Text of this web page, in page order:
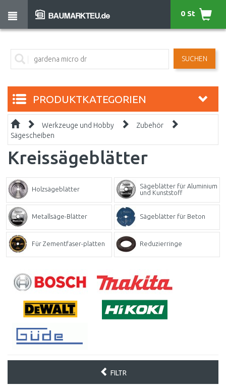
SUCHEN
0 St
PRODUKTKATEGORIEN
Werkzeuge und Hobby
Zubehör
Sägescheiben
Kreissägeblätter
Holzsägeblätter
Sägeblätter für Aluminium
und Kunststoff
Metallsäge-Blätter Sägeblätter für Beton
Für Zementfaser-platten Reduzierringe
FILTR